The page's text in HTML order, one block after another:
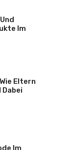
Im
Eltern
Im